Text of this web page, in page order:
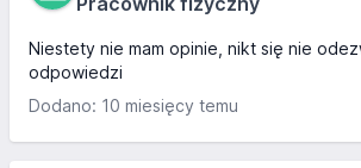
Niestety nie mam opinie, nikt się nie odezwał ,żadnych
odpowiedzi
Dodano: 10 miesięcy temu